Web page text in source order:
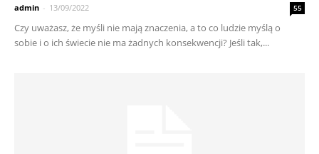
admin - 13/09/2022 55
Czy uważasz, że myśli nie mają znaczenia, a to co ludzie myślą o
sobie i o ich świecie nie ma żadnych konsekwencji? Jeśli tak,...